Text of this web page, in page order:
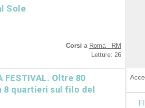
Sole
Corsi a Roma - RM
Letture: 26
FESTIVAL. Oltre 80
8 quartieri sul filo del